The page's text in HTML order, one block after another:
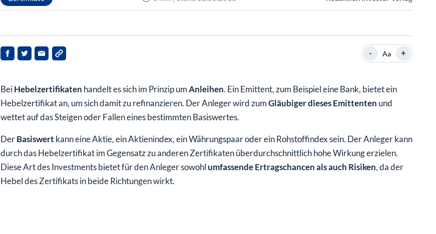
RATGEBER
- Aa +
BeiHebelzertifikaten handelt es sich im Prinzip umAnleihen. Ein Emittent, zum Beispiel eine Bank, bietet ein
Hebelzertifikat an, um sich damit zu refinanzieren. Der Anleger wird zumGläubiger dieses Emittenten und
wettet auf das Steigen oder Fallen eines bestimmten Basiswertes.
DerBasiswert kann eine Aktie, ein Aktienindex, ein Währungspaar oder ein Rohstoffindex sein. Der Anleger kann
durch das Hebelzertifikat im Gegensatz zu anderen Zertifikaten überdurchschnittlich hohe Wirkung erzielen.
Diese Art des Investments bietet für den Anleger sowohl umfassende Ertragschancen als auch Risiken, da der
Hebel des Zertifikats in beide Richtungen wirkt.